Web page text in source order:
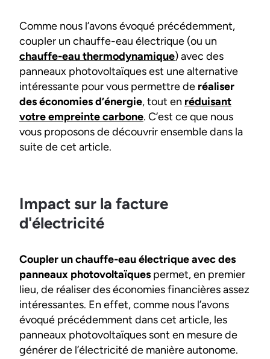
Comme nous l’avons évoqué précédemment,
coupler un chauffe-eau électrique (ou un
chauffe-eau thermodynamique) avec des
panneaux photovoltaïques est une alternative
intéressante pour vous permettre de réaliser
des économies d’énergie, tout en réduisant
votre empreinte carbone. C’est ce que nous
vous proposons de découvrir ensemble dans la
suite de cet article.
Impact sur la facture
d'électricité
Coupler un chauffe-eau électrique avec des
panneaux photovoltaïques permet, en premier
lieu, de réaliser des économies financières assez
intéressantes. En effet, comme nous l’avons
évoqué précédemment dans cet article, les
panneaux photovoltaïques sont en mesure de
générer de l’électricité de manière autonome.